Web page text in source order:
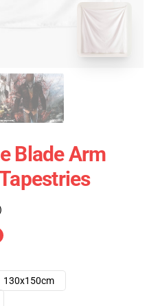
Blade Arm
130x150cm